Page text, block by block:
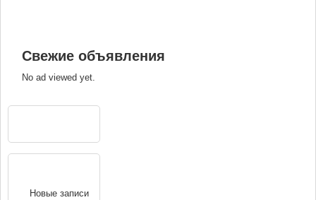
Свежие объявления
No ad viewed yet.
Новые записи